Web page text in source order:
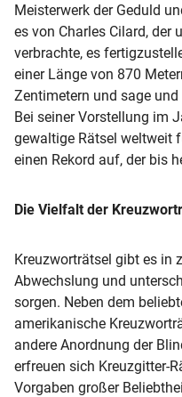
Meisterwerk der Geduld
es von Charles Cilard, der
verbrachte, es
einer Länge von 870
Zentimetern und sage
Bei seiner Vorstellung im
gewaltige Rätsel weltweit
einen Rekord auf, der bis
Die Vielfalt der
Kreuzworträtsel gibt es in
Abwechslung und
sorgen. Neben dem
amerikanische
andere Anordnung der
erfreuen sich Kreuzgitter-
Vorgaben großer